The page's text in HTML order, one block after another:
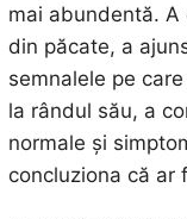
mai abundentă.
din păcate, a
semnalele pe
la rândul său, a
normale și
concluziona că ar